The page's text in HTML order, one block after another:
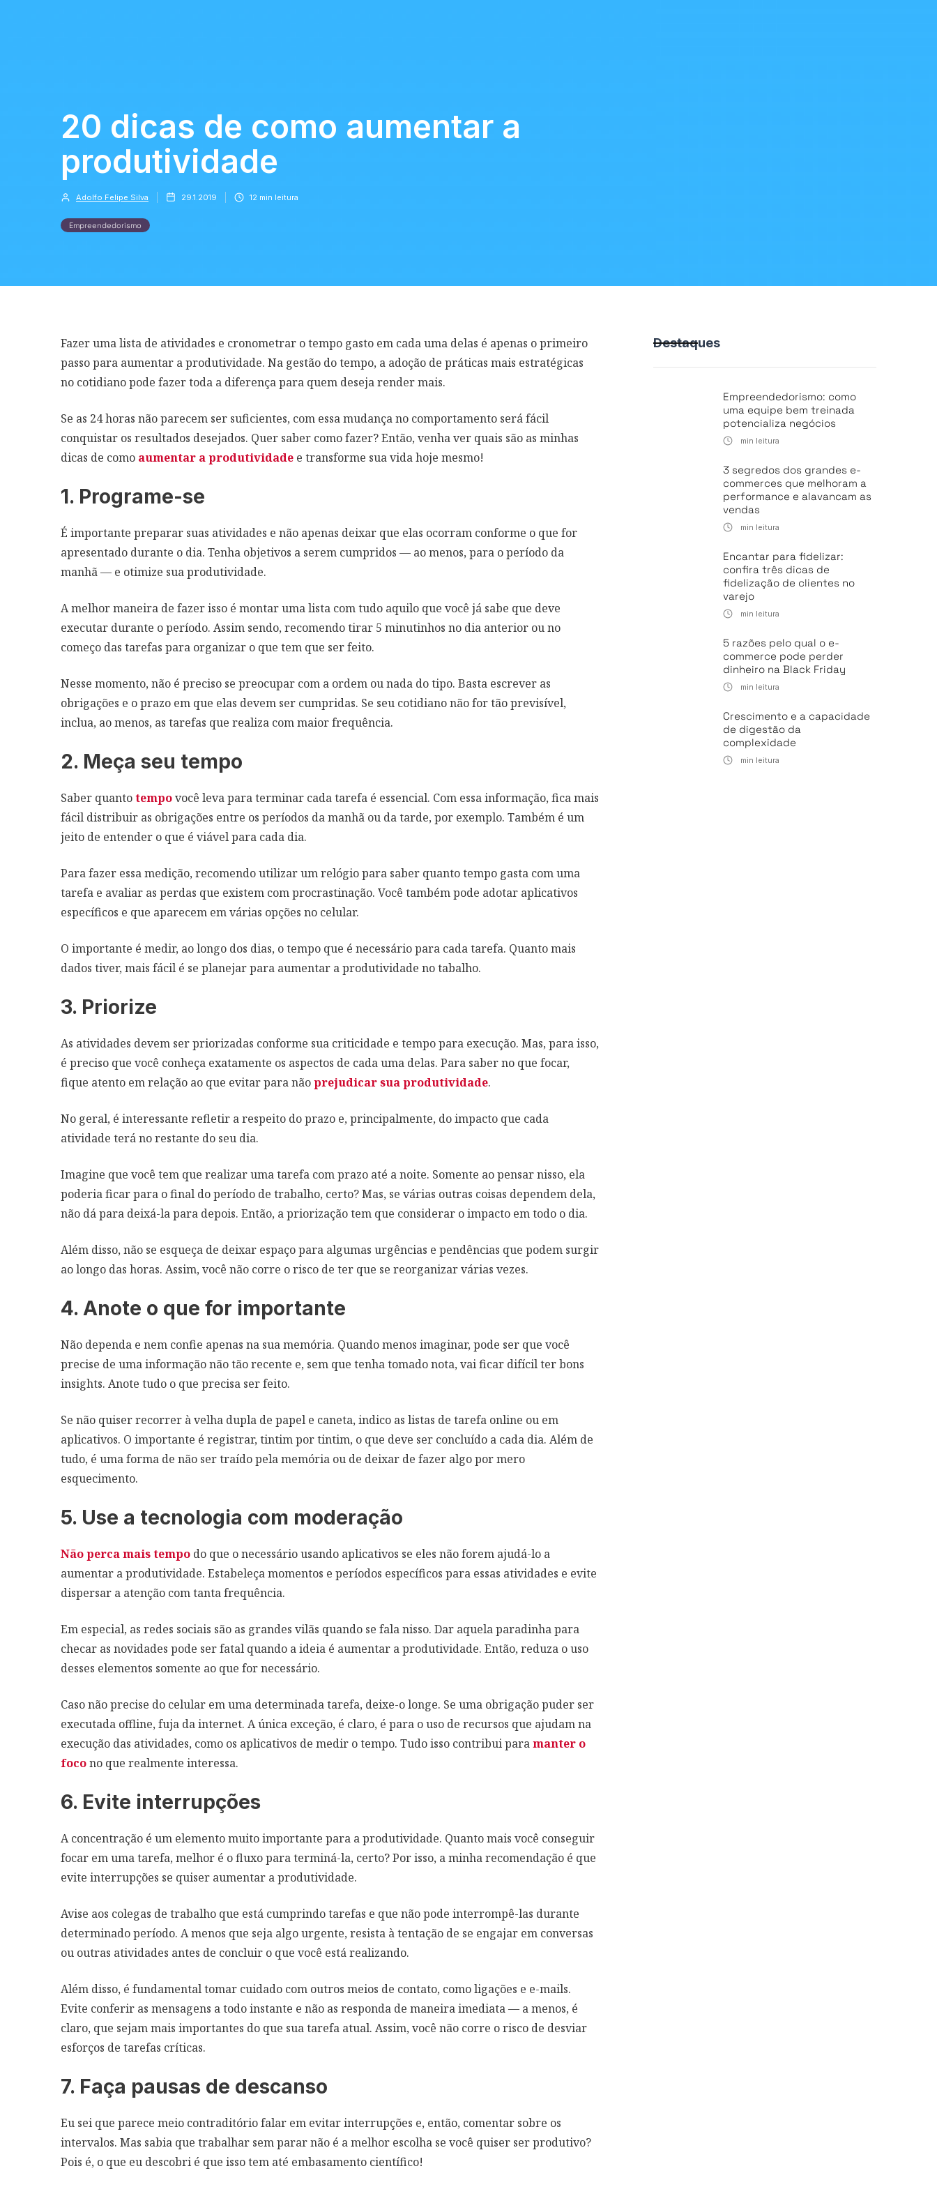
20 dicas de como aumentar a
produtividade
Adolfo Felipe Silva 29.1.2019 12 min leitura
Empreendedorismo
Fazer uma lista de atividades e cronometrar o tempo gasto em cada uma delas é apenas o primeiro
passo para aumentar a produtividade. Na gestão do tempo, a adoção de práticas mais estratégicas
no cotidiano pode fazer toda a diferença para quem deseja render mais.
Se as 24 horas não parecem ser suficientes, com essa mudança no comportamento será fácil
conquistar os resultados desejados. Quer saber como fazer? Então, venha ver quais são as minhas
dicas de como aumentar a produtividade e transforme sua vida hoje mesmo!
1. Programe-se
É importante preparar suas atividades e não apenas deixar que elas ocorram conforme o que for
apresentado durante o dia. Tenha objetivos a serem cumpridos — ao menos, para o período da
manhã — e otimize sua produtividade.
A melhor maneira de fazer isso é montar uma lista com tudo aquilo que você já sabe que deve
executar durante o período. Assim sendo, recomendo tirar 5 minutinhos no dia anterior ou no
começo das tarefas para organizar o que tem que ser feito.
Nesse momento, não é preciso se preocupar com a ordem ou nada do tipo. Basta escrever as
obrigações e o prazo em que elas devem ser cumpridas. Se seu cotidiano não for tão previsível,
inclua, ao menos, as tarefas que realiza com maior frequência.
2. Meça seu tempo
Saber quantotempovocê leva para terminar cada tarefa é essencial. Com essa informação, fica mais
fácil distribuir as obrigações entre os períodos da manhã ou da tarde, por exemplo. Também é um
jeito de entender o que é viável para cada dia.
Para fazer essa medição, recomendo utilizar um relógio para saber quanto tempo gasta com uma
tarefa e avaliar as perdas que existem com procrastinação. Você também pode adotar aplicativos
específicos e que aparecem em várias opções no celular.
O importante é medir, ao longo dos dias, o tempo que é necessário para cada tarefa. Quanto mais
dados tiver, mais fácil é se planejar para aumentar a produtividade no tabalho.
3. Priorize
As atividades devem ser priorizadas conforme sua criticidade e tempo para execução. Mas, para isso,
é preciso que você conheça exatamente os aspectos de cada uma delas. Para saber no que focar,
fique atento em relação ao que evitar para nãoprejudicar sua produtividade.
No geral, é interessante refletir a respeito do prazo e, principalmente, do impacto que cada
atividade terá no restante do seu dia.
Imagine que você tem que realizar uma tarefa com prazo até a noite. Somente ao pensar nisso, ela
poderia ficar para o final do período de trabalho, certo? Mas, se várias outras coisas dependem dela,
não dá para deixá-la para depois. Então, a priorização tem que considerar o impacto em todo o dia.
Além disso, não se esqueça de deixar espaço para algumas urgências e pendências que podem surgir
ao longo das horas. Assim, você não corre o risco de ter que se reorganizar várias vezes.
4. Anote o que for importante
Não dependa e nem confie apenas na sua memória. Quando menos imaginar, pode ser que você
precise de uma informação não tão recente e, sem que tenha tomado nota, vai ficar difícil ter bons
insights. Anote tudo o que precisa ser feito.
Se não quiser recorrer à velha dupla de papel e caneta, indico as listas de tarefa online ou em
aplicativos. O importante é registrar, tintim por tintim, o que deve ser concluído a cada dia. Além de
tudo, é uma forma de não ser traído pela memória ou de deixar de fazer algo por mero
esquecimento.
5. Use a tecnologia com moderação
Não perca mais tempo do que o necessário usando aplicativos se eles não forem ajudá-lo a
aumentar a produtividade. Estabeleça momentos e períodos específicos para essas atividades e evite
dispersar a atenção com tanta frequência.
Em especial, as redes sociais são as grandes vilãs quando se fala nisso. Dar aquela paradinha para
checar as novidades pode ser fatal quando a ideia é aumentar a produtividade. Então, reduza o uso
desses elementos somente ao que for necessário.
Caso não precise do celular em uma determinada tarefa, deixe-o longe. Se uma obrigação puder ser
executada offline, fuja da internet. A única exceção, é claro, é para o uso de recursos que ajudam na
execução das atividades, como os aplicativos de medir o tempo. Tudo isso contribui paramanter o
focono que realmente interessa.
6. Evite interrupções
A concentração é um elemento muito importante para a produtividade. Quanto mais você conseguir
focar em uma tarefa, melhor é o fluxo para terminá-la, certo? Por isso, a minha recomendação é que
evite interrupções se quiser aumentar a produtividade.
Avise aos colegas de trabalho que está cumprindo tarefas e que não pode interrompê-las durante
determinado período. A menos que seja algo urgente, resista à tentação de se engajar em conversas
ou outras atividades antes de concluir o que você está realizando.
Além disso, é fundamental tomar cuidado com outros meios de contato, como ligações e e-mails.
Evite conferir as mensagens a todo instante e não as responda de maneira imediata — a menos, é
claro, que sejam mais importantes do que sua tarefa atual. Assim, você não corre o risco de desviar
esforços de tarefas críticas.
7. Faça pausas de descanso
Eu sei que parece meio contraditório falar em evitar interrupções e, então, comentar sobre os
intervalos. Mas sabia que trabalhar sem parar não é a melhor escolha se você quiser ser produtivo?
Pois é, o que eu descobri é que isso tem até embasamento científico!
Destaques
Empreendedorismo: como
uma equipe bem treinada
potencializa negócios
min leitura
3 segredos dos grandes e-
commerces que melhoram a
performance e alavancam as
vendas
min leitura
Encantar para fidelizar:
confira três dicas de
fidelização de clientes no
varejo
min leitura
5 razões pelo qual o e-
commerce pode perder
dinheiro na Black Friday
min leitura
Crescimento e a capacidade
de digestão da
complexidade
min leitura